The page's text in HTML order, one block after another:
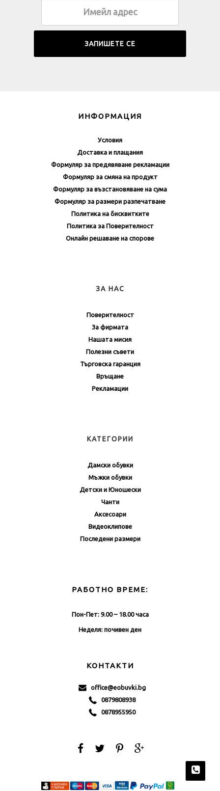
ИНФОРМАЦИЯ
Условия
Доставка и плащания
Формуляр за предявяване рекламации
Формуляр за смяна на продукт
Формуляр за възстановяване на сума
Формуляр за размери разпечатване
Политика на бисквитките
Политика за Поверителност
Онлайн решаване на спорове
ЗА НАС
Поверителност
За фирмата
Нашата мисия
Полезни съвети
Търговска гаранция
Връщане
Рекламации
КАТЕГОРИИ
Дамски обувки
Мъжки обувки
Детски и Юношески
Чанти
Аксесоари
Видеоклипове
Последени размери
РАБОТНО ВРЕМЕ:
Пон-Пет: 9.00 – 18.00 часа
Неделя: почивен ден
КОНТАКТИ
office@eobuvki.bg
0879808938
0878955950